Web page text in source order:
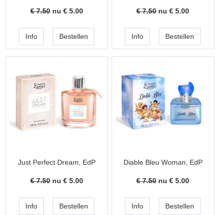
€ 7.50nu € 5.00 € 7.50nu €5.00
Just Perfect Dream, EdP
€ 7.50nu € 5.00
Diable Bleu Woman, EdP
€ 7.50nu €5.00